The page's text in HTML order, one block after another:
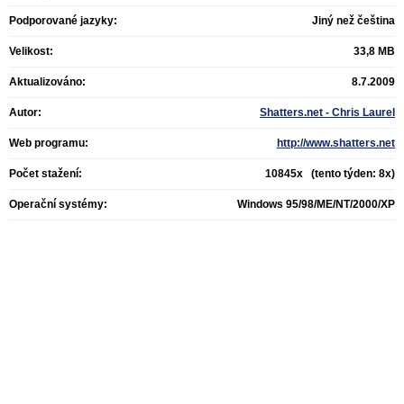
Podporované jazyky: Jiný než čeština
Velikost: 33,8 MB
Aktualizováno: 8.7.2009
Autor: Shatters.net - Chris Laurel
Web programu: http://www.shatters.net
Počet stažení: 10845x (tento týden: 8x)
Operační systémy: Windows 95/98/ME/NT/2000/XP